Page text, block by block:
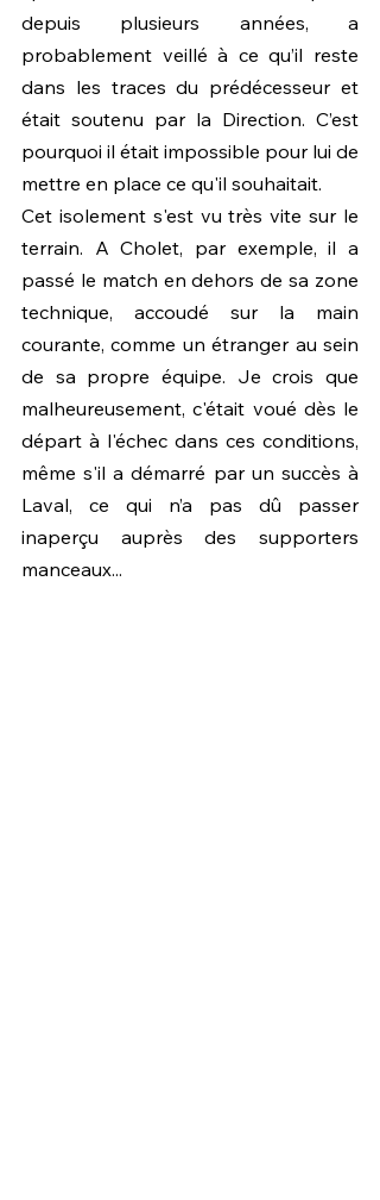
depuis plusieurs années, a
probablement veillé à ce qu’il reste
dans les traces du prédécesseur et
était soutenu par la Direction. C’est
pourquoi il était impossible pour lui de
mettre en place ce qu'il souhaitait.
Cet isolement s'est vu très vite sur le
terrain. A Cholet, par exemple, il a
passé le match en dehors de sa zone
technique, accoudé sur la main
courante, comme un étranger au sein
de sa propre équipe. Je crois que
malheureusement, c'était voué dès le
départ à l'échec dans ces conditions,
même s'il a démarré par un succès à
Laval, ce qui n’a pas dû passer
inaperçu auprès des supporters
manceaux...